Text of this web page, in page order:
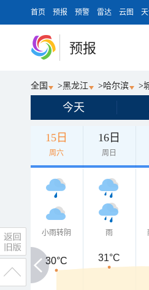
首页 预报 预警 雷达 云图
预报
全国 >黑龙江 >哈尔滨 >
今天
15日
周六
16日
周日
小雨转阴 雨
30°C
30°C 31°C